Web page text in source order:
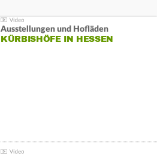
Ausstellungen und Hofläden
KÜRBISHÖFE IN HESSEN